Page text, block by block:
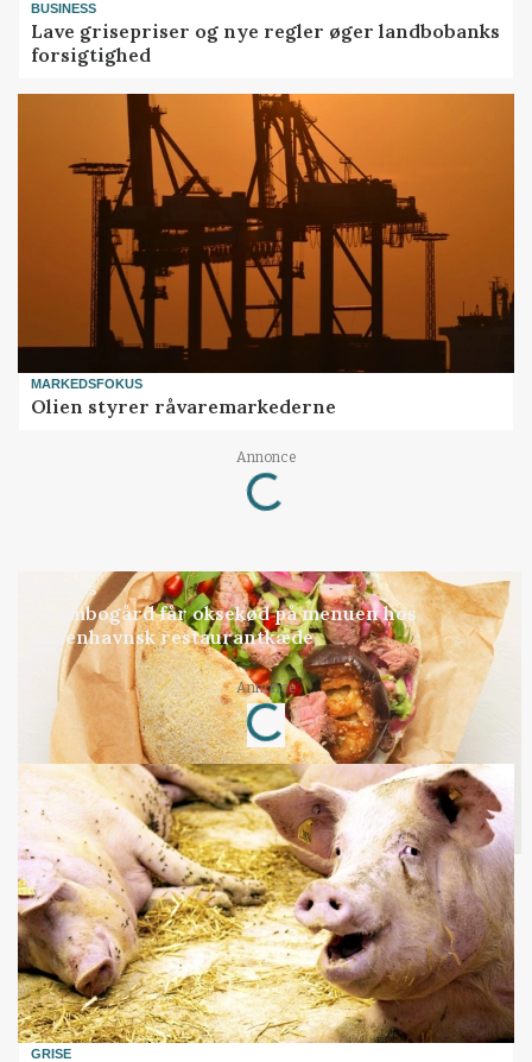
BUSINESS
Lave grisepriser og nye regler øger landbobanks
forsigtighed
MARKEDSFOKUS
Olien styrer råvaremarkederne
Annonce
Loading...
BUSINESS
Grambogård får oksekød på menuen hos
københavnsk restaurantkæde
Annonce
Loading...
GRISE